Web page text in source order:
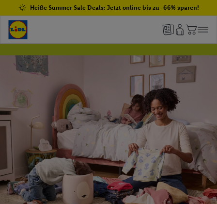
Heiße Summer Sale Deals: Jetzt online bis zu -66% sparen!